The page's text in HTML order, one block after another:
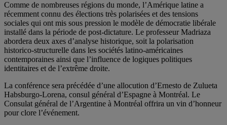
Comme de nombreuses régions du monde, l’Amérique latine a
récemment connu des élections très polarisées et des tensions
sociales qui ont mis sous pression le modèle de démocratie libérale
installé dans la période de post-dictature. Le professeur Madriaza
abordera deux axes d’analyse historique, soit la polarisation
historico-structurelle dans les sociétés latino-américaines
contemporaines ainsi que l’influence de logiques politiques
identitaires et de l’extrême droite.
La conférence sera précédée d’une allocution d’Ernesto de Zulueta
Habsburgo-Lorena, consul général d’Espagne à Montréal. Le
Consulat général de l’Argentine à Montréal offrira un vin d’honneur
pour clore l’événement.